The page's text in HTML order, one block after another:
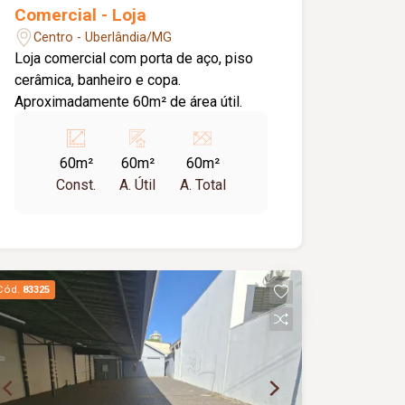
Comercial - Loja
Centro - Uberlândia/MG
Loja comercial com porta de aço, piso
cerâmica, banheiro e copa.
Aproximadamente 60m² de área útil.
60m²
Const.
60m²
A. Útil
60m²
A. Total
83325